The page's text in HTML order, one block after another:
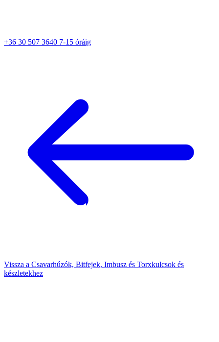
+36 30 507 3640 7-15 óráig
Vissza a Csavarhúzók, Bitfejek, Imbusz és Torxkulcsok és
készletekhez